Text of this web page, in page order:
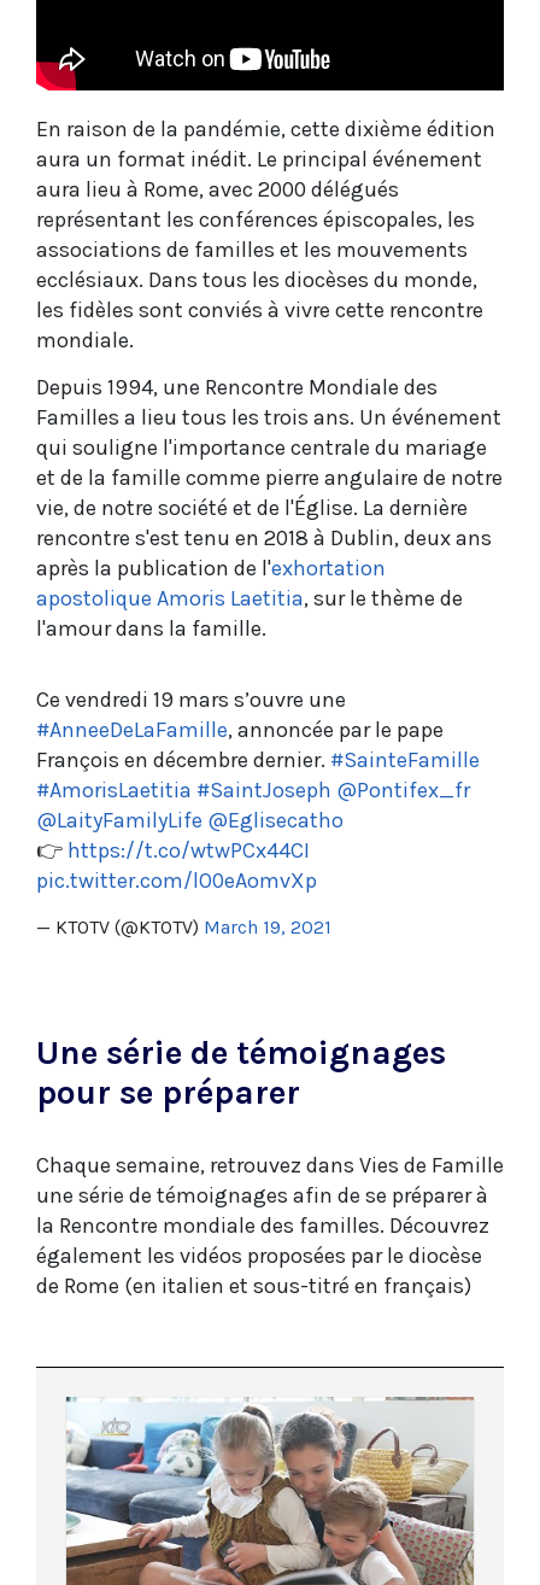
En raison de la pandémie, cette dixième édition
aura un format inédit. Le principal événement
aura lieu à Rome, avec 2000 délégués
représentant les conférences épiscopales, les
associations de familles et les mouvements
ecclésiaux. Dans tous les diocèses du monde,
les fidèles sont conviés à vivre cette rencontre
mondiale.
Depuis 1994, une Rencontre Mondiale des
Familles a lieu tous les trois ans. Un événement
qui souligne l'importance centrale du mariage
et de la famille comme pierre angulaire de notre
vie, de notre société et de l'Église. La dernière
rencontre s'est tenu en 2018 à Dublin, deux ans
après la publication de l'exhortation
apostolique Amoris Laetitia, sur le thème de
l'amour dans la famille.
Ce vendredi 19 mars s’ouvre une
#AnneeDeLaFamille, annoncée par le pape
François en décembre dernier. #SainteFamille
#AmorisLaetitia #SaintJoseph @Pontifex_fr
@LaityFamilyLife @Eglisecatho
👉 https://t.co/wtwPCx44CI
pic.twitter.com/lO0eAomvXp
— KTOTV (@KTOTV) March 19, 2021
Une série de témoignages
pour se préparer
Chaque semaine, retrouvez dans Vies de Famille
une série de témoignages afin de se préparer à
la Rencontre mondiale des familles. Découvrez
également les vidéos proposées par le diocèse
de Rome (en italien et sous-titré en français)